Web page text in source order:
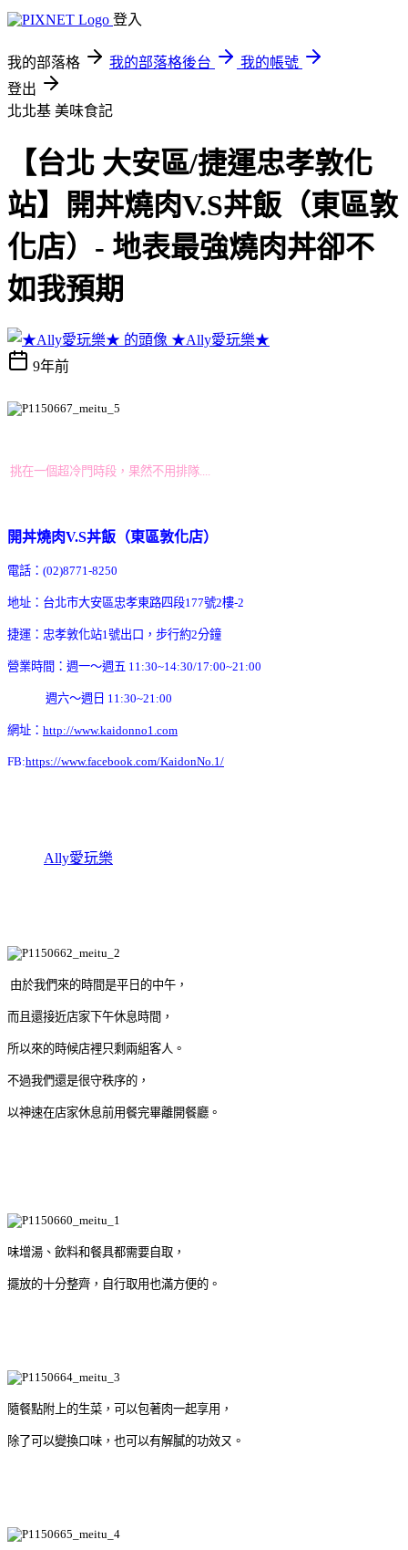
登入
我的部落格 我的部落格後台
我的帳號
登出
北北基 美味食記
【台北 大安區/捷運忠孝敦化
站】開丼燒肉V.S丼飯（東區敦
化店）- 地表最強燒肉丼卻不
如我預期
★Ally愛玩樂★
9年前
挑在一個超冷門時段，果然不用排隊....
開丼燒肉V.S丼飯（東區敦化店）
電話：(02)8771-8250
地址：台北市大安區忠孝東路四段177號2樓-2
捷運：忠孝敦化站1號出口，步行約2分鐘
營業時間：週一～週五 11:30~14:30/17:00~21:00
週六～週日 11:30~21:00
網址： http://www.kaidonno1.com
FB:https://www.facebook.com/KaidonNo.1/
Ally愛玩樂
由於我們來的時間是平日的中午，
而且還接近店家下午休息時間，
所以來的時候店裡只剩兩組客人。
不過我們還是很守秩序的，
以神速在店家休息前用餐完畢離開餐廳。
味增湯、飲料和餐具都需要自取，
擺放的十分整齊，自行取用也滿方便的。
隨餐點附上的生菜，可以包著肉一起享用，
除了可以變換口味，也可以有解膩的功效ㄡ。